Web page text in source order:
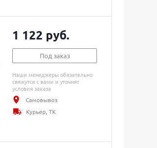
1 122 руб.
Под заказ
Наши менеджеры обязательно
свяжутся с вами и уточнят
условия заказа
Самовывоз
Курьер, ТК